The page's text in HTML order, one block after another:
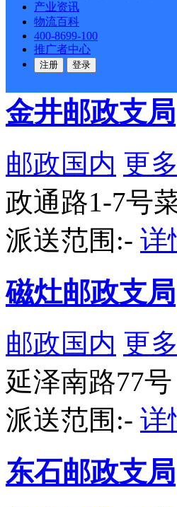
产业资讯
物流百科
400-8699-100
推广者中心
注册 登录
嘉排村邮电西
派送范围:-
金井邮政支局
邮政国内 更
政通路1-7号
派送范围:- 详
磁灶邮政支局
邮政国内 更
延泽南路77号
派送范围:- 详
东石邮政支局